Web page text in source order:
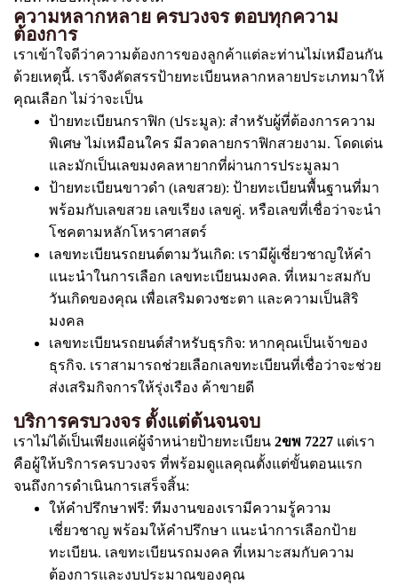
ความหลากหลาย ครบวงจร ตอบทุกความ
ต้องการ
เราเข้าใจดีว่าความต้องการของลูกค้าแต่ละท่านไม่เหมือนกัน
ด้วยเหตุนี้. เราจึงคัดสรรป้ายทะเบียนหลากหลายประเภทมาให้
คุณเลือก ไม่ว่าจะเป็น
ป้ายทะเบียนกราฟิก (ประมูล): สำหรับผู้ที่ต้องการความ
พิเศษ ไม่เหมือนใคร มีลวดลายกราฟิกสวยงาม. โดดเด่น
และมักเป็นเลขมงคลหายากที่ผ่านการประมูลมา
ป้ายทะเบียนขาวดำ (เลขสวย): ป้ายทะเบียนพื้นฐานที่มา
พร้อมกับเลขสวย เลขเรียง เลขคู่. หรือเลขที่เชื่อว่าจะนำ
โชคตามหลักโหราศาสตร์
เลขทะเบียนรถยนต์ตามวันเกิด: เรามีผู้เชี่ยวชาญให้คำ
แนะนำในการเลือก เลขทะเบียนมงคล. ที่เหมาะสมกับ
วันเกิดของคุณ เพื่อเสริมดวงชะตา และความเป็นสิริ
มงคล
เลขทะเบียนรถยนต์สำหรับธุรกิจ: หากคุณเป็นเจ้าของ
ธุรกิจ. เราสามารถช่วยเลือกเลขทะเบียนที่เชื่อว่าจะช่วย
ส่งเสริมกิจการให้รุ่งเรือง ค้าขายดี
บริการครบวงจร ตั้งแต่ต้นจนจบ
เราไม่ได้เป็นเพียงแค่ผู้จำหน่ายป้ายทะเบียน 2ขพ 7227 แต่เรา
คือผู้ให้บริการครบวงจร ที่พร้อมดูแลคุณตั้งแต่ขั้นตอนแรก
จนถึงการดำเนินการเสร็จสิ้น:
ให้คำปรึกษาฟรี: ทีมงานของเรามีความรู้ความ
เชี่ยวชาญ พร้อมให้คำปรึกษา แนะนำการเลือกป้าย
ทะเบียน. เลขทะเบียนรถมงคล ที่เหมาะสมกับความ
ต้องการและงบประมาณของคุณ